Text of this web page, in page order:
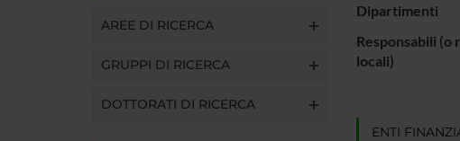
AREE DI RICERCA
GRUPPI DI RICERCA
DOTTORATI DI RICERCA
Dipartimenti
Responsabili
locali)
ENTI